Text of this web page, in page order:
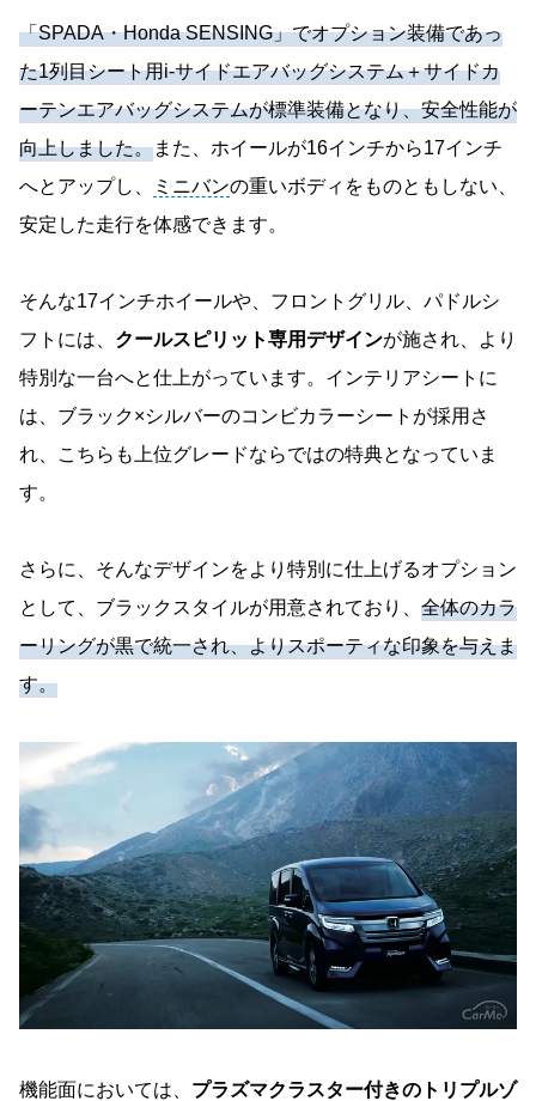
「SPADA・Honda SENSING」でオプション装備であっ
た1列目シート用i-サイドエアバッグシステム＋サイドカ
ーテンエアバッグシステムが標準装備となり、安全性能が
向上しました。また、ホイールが16インチから17インチ
へとアップし、
ミニバンの重いボディをものともしない、
安定した走行を体感できます。
そんな17インチホイールや、フロントグリル、パドルシ
フトには、 クールスピリット専用デザインが施され、より
特別な一台へと仕上がっています。インテリアシートに
は、ブラック×シルバーのコンビカラーシートが採用さ
れ、こちらも上位グレードならではの特典となっていま
す。
さらに、そんなデザインをより特別に仕上げるオプション
として、ブラックスタイルが用意されており、 全体のカラ
ーリングが黒で統一され、よりスポーティな印象を与えま
す。
機能面においては、 プラズマクラスター付きのトリプルゾ